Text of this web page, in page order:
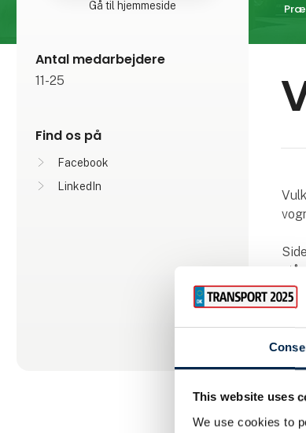
This website uses
We use cookies to
Gå til hjemmeside
Antal medarbejdere
11-25
Find os på
Facebook
LinkedIn
Når